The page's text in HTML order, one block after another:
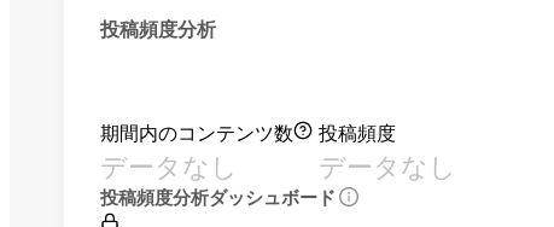
投稿頻度分析
期間内のコンテンツ数
データなし
投稿頻度
データなし
投稿頻度分析ダッシュボード